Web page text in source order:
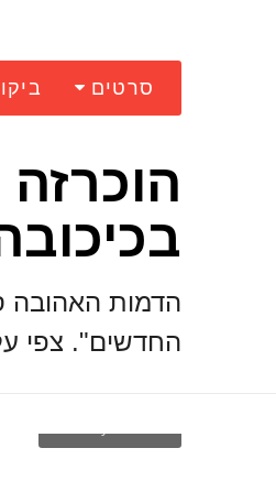
סרטים
הדמות האהובה
החדשים". צפי